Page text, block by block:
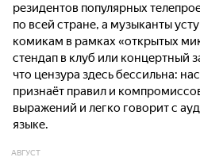
резидентов популярных
по всей стране, а музыканты
комикам в рамках «открытых
стендап в клуб или концертный
что цензура здесь бессильна:
признаёт правил и
выражений и легко говорит с
языке.
АВГУСТ